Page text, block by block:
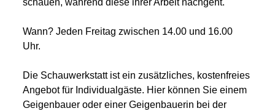
schauen, während diese ihrer Arbeit nachgeht.
Wann? Jeden Freitag zwischen 14.00 und 16.00
Uhr.
Die Schauwerkstatt ist ein zusätzliches, kostenfreies
Angebot für Individualgäste. Hier können Sie einem
Geigenbauer oder einer Geigenbauerin bei der